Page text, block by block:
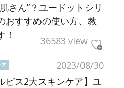
さん”？ユードットシリ
おすすめの使い方、教
！
36583 view
2023/08/30
ア
ビス2大スキンケア】ユ